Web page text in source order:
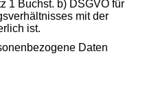
1 Buchst. b) DSGVO für
mit der
ist.
Daten